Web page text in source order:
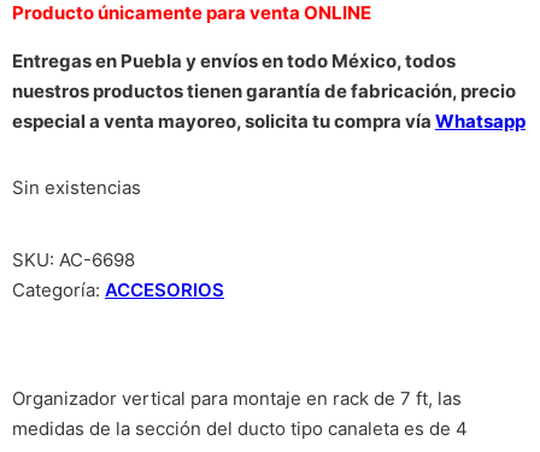
Producto únicamente para venta ONLINE
Entregas en Puebla y envíos en todo México, todos
nuestros productos tienen garantía de fabricación, precio
especial a venta mayoreo, solicita tu compra vía Whatsapp
Sin existencias
SKU: AC-6698
Categoría: ACCESORIOS
Organizador vertical para montaje en rack de 7 ft, las
medidas de la sección del ducto tipo canaleta es de 4